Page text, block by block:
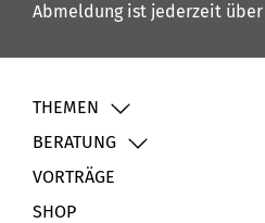
Abmeldung ist jederzeit über
THEMEN
BERATUNG
VORTRÄGE
SHOP